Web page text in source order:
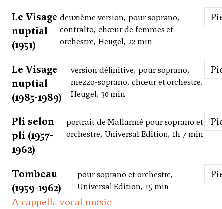
Le Visage
nuptial
(1951)
deuxième version, pour soprano,
contralto, chœur de femmes et
orchestre, Heugel, 22 min
Le Visage
nuptial
(1985-1989)
version définitive, pour soprano,
mezzo-soprano, chœur et orchestre,
Heugel, 30 min
Pli selon
pli (1957-
1962)
portrait de Mallarmé pour soprano et
orchestre, Universal Edition, 1h 7 min
Tombeau
(1959-1962)
pour soprano et orchestre,
Universal Edition, 15 min
A cappella vocal music